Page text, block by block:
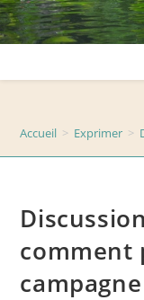
Accueil > Exprimer >
comment
campagne